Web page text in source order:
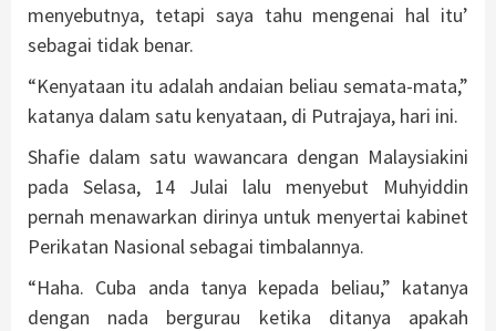
menyebutnya, tetapi saya tahu mengenai hal itu’
sebagai tidak benar.
“Kenyataan itu adalah andaian beliau semata-mata,”
katanya dalam satu kenyataan, di Putrajaya, hari ini.
Shafie dalam satu wawancara dengan Malaysiakini
pada Selasa, 14 Julai lalu menyebut Muhyiddin
pernah menawarkan dirinya untuk menyertai kabinet
Perikatan Nasional sebagai timbalannya.
“Haha. Cuba anda tanya kepada beliau,” katanya
dengan nada bergurau ketika ditanya apakah